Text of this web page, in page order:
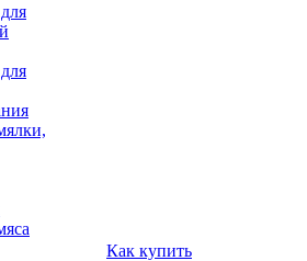
Как купить